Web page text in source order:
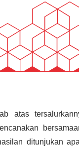
atas
ditunjukan